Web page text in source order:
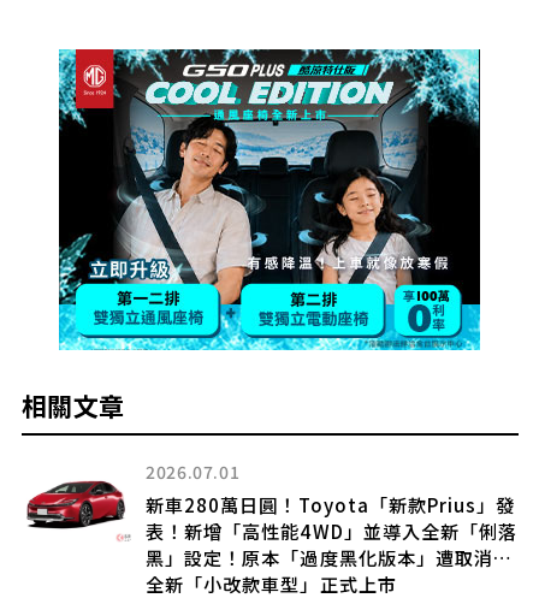
相關文章
2026.07.01
新車280萬日圓！Toyota「新款Prius」發
表！新增「高性能4WD」並導入全新「俐落
黑」設定！原本「過度黑化版本」遭取消…
全新「小改款車型」正式上市